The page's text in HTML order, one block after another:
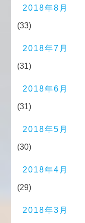
2018年8月
(33)
2018年7月
(31)
2018年6月
(31)
2018年5月
(30)
2018年4月
(29)
2018年3月